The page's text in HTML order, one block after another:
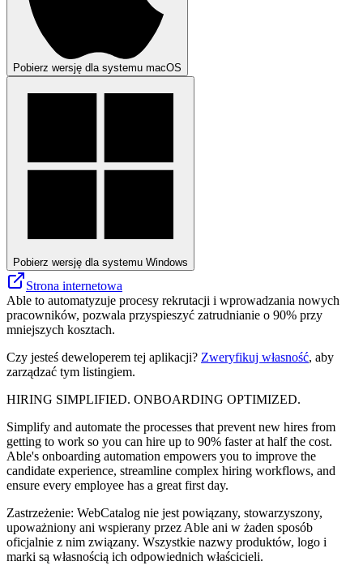
Pobierz wersję dla systemu macOS
Pobierz wersję dla systemu Windows
Strona internetowa
Able to automatyzuje procesy rekrutacji i wprowadzania nowych
pracowników, pozwala przyspieszyć zatrudnianie o 90% przy
mniejszych kosztach.
Czy jesteś deweloperem tej aplikacji? Zweryfikuj własność, aby
zarządzać tym listingiem.
HIRING SIMPLIFIED. ONBOARDING OPTIMIZED.
Simplify and automate the processes that prevent new hires from
getting to work so you can hire up to 90% faster at half the cost.
Able's onboarding automation empowers you to improve the
candidate experience, streamline complex hiring workflows, and
ensure every employee has a great first day.
Zastrzeżenie: WebCatalog nie jest powiązany, stowarzyszony,
upoważniony ani wspierany przez Able ani w żaden sposób
oficjalnie z nim związany. Wszystkie nazwy produktów, logo i
marki są własnością ich odpowiednich właścicieli.